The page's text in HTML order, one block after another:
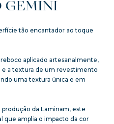
GEMINI
tão encantador ao toque
aplicado artesanalmente,
e a textura de um revestimento
uma textura única e em
da Laminam, este
que amplia o impacto da cor